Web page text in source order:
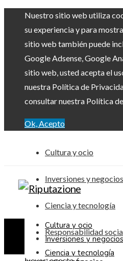
Nuestro sitio web utiliza
su experiencia y para
sitio web también puede
Google Adsense, Google
sitio web, usted acepta el
nuestra Política de
consultar nuestra Política
Ok, Acepto
Cultura y ocio
Inversiones y negocios
Ciencia y tecnología
Responsabilidad
Cultura y ocio
Inversiones y negocios
Ciencia y tecnología